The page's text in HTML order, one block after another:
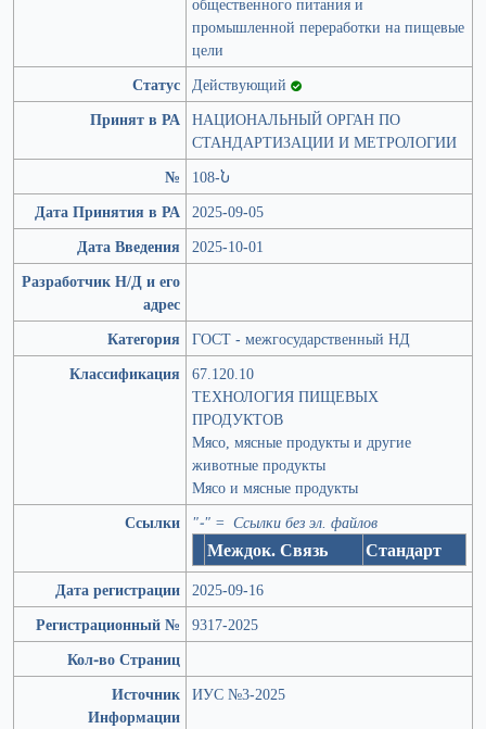
общественного питания и
промышленной переработки на пищевые
цели
Статус Действующий
Принят в РА НАЦИОНАЛЬНЫЙ ОРГАН ПО
СТАНДАРТИЗАЦИИ И МЕТРОЛОГИИ
№
108-Ն
Дата Принятия в РА 2025-09-05
Дата Введения
2025-10-01
Разработчик Н/Д и его
адрес
Категория
ГОСТ - межгосударственный НД
Классификация
67.120.10
ТЕХНОЛОГИЯ ПИЩЕВЫХ
ПРОДУКТОВ
Мясо, мясные продукты и другие
животные продукты
Мясо и мясные продукты
Ссылки
"-" = Ссылки без эл. файлов
Междок. Связь Стандарт
Дата регистрации 2025-09-16
Регистрационный №
9317-2025
Кол-во Страниц
Источник
Информации
ИУС №3-2025